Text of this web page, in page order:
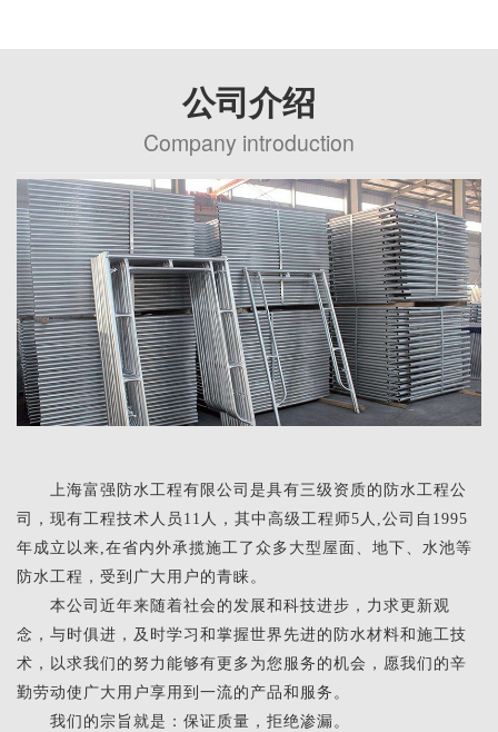
公司介绍
Company introduction
上海富强防水工程有限公司是具有三级资质的防水工程公
司，现有工程技术人员11人，其中高级工程师5人,公司自1995
年成立以来,在省内外承揽施工了众多大型屋面、地下、水池等
防水工程，受到广大用户的青睐。
本公司近年来随着社会的发展和科技进步，力求更新观
念，与时俱进，及时学习和掌握世界先进的防水材料和施工技
术，以求我们的努力能够有更多为您服务的机会，愿我们的辛
勤劳动使广大用户享用到一流的产品和服务。
我们的宗旨就是：保证质量，拒绝渗漏。